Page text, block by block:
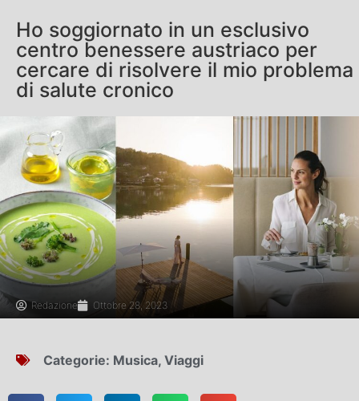
Ho soggiornato in un esclusivo
centro benessere austriaco per
cercare di risolvere il mio problema
di salute cronico
Redazione Ottobre 28, 2023
Categorie: Musica, Viaggi